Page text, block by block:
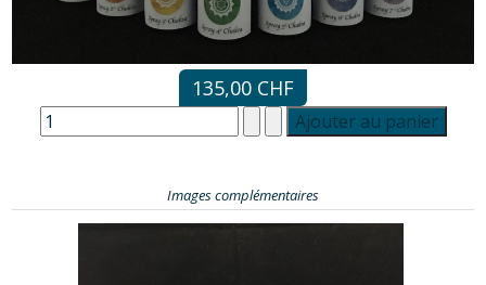
135,00 CHF
Images complémentaires